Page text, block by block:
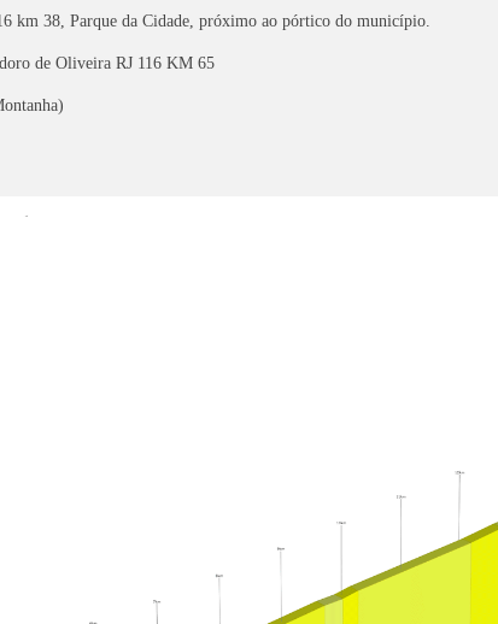
km 38, Parque da Cidade, próximo ao pórtico do município.
de Oliveira RJ 116 KM 65